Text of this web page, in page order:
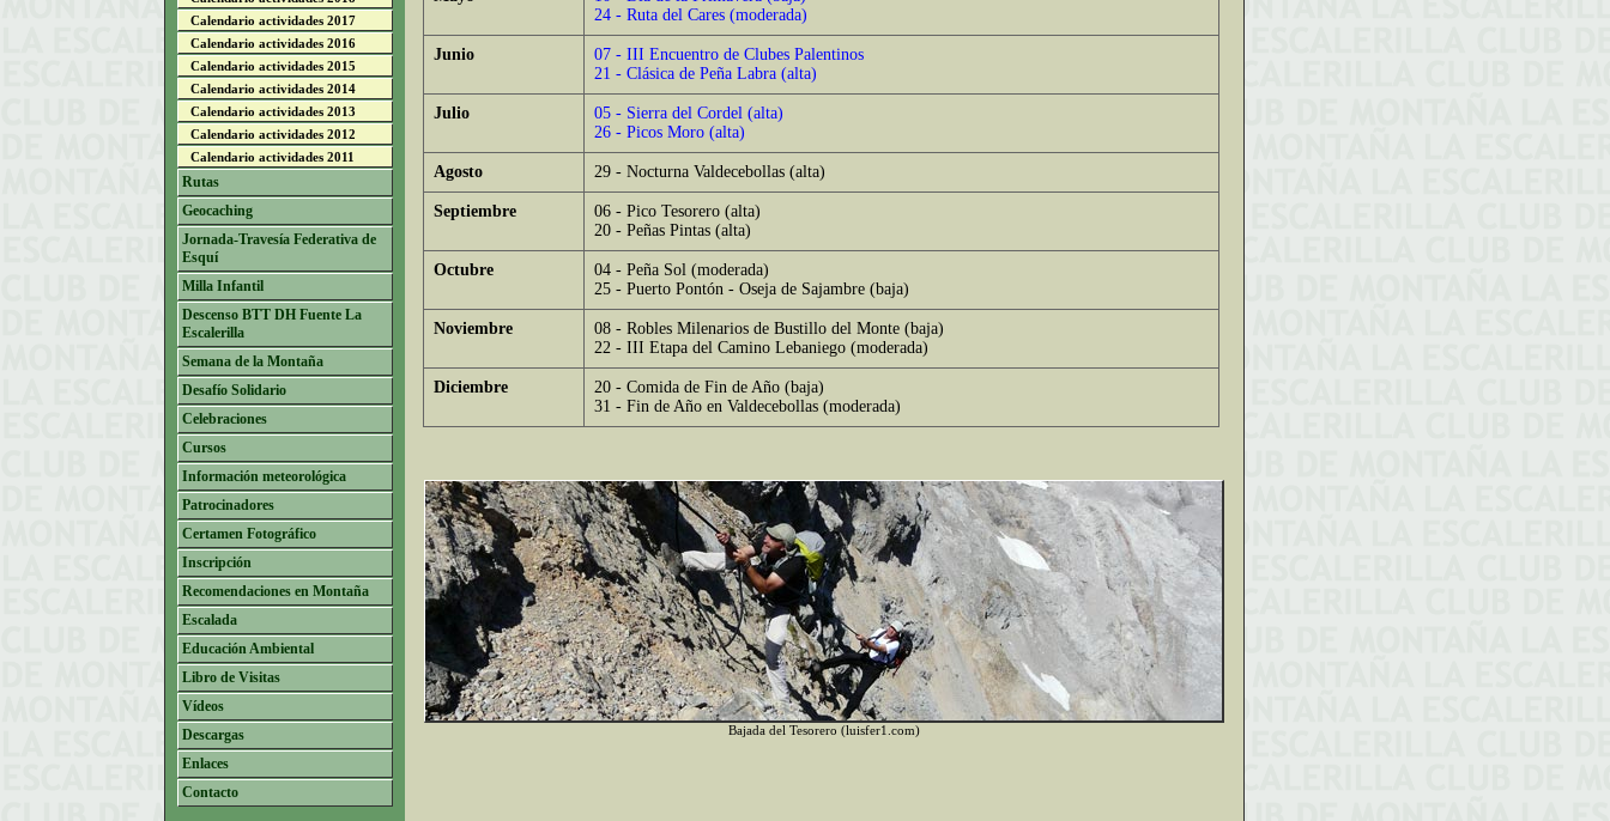
Calendario actividades 2017
Calendario actividades 2016
Calendario actividades 2015
Calendario actividades 2014
Calendario actividades 2013
Calendario actividades 2012
Calendario actividades 2011
Rutas
Geocaching
Jornada-Travesía Federativa de
Esquí
Milla Infantil
Descenso BTT DH Fuente La
Escalerilla
Semana de la Montaña
Desafío Solidario
Celebraciones
Cursos
Información meteorológica
Patrocinadores
Certamen Fotográfico
Inscripción
Recomendaciones en Montaña
Escalada
Educación Ambiental
Libro de Visitas
Vídeos
Descargas
Enlaces
Contacto
24 - Ruta del Cares (moderada)
Junio
07 - III Encuentro de Clubes Palentinos
21 - Clásica de Peña Labra (alta)
Julio
05 - Sierra del Cordel (alta)
26 - Picos Moro (alta)
Agosto 29 - Nocturna Valdecebollas (alta)
Septiembre
06 - Pico Tesorero (alta)
20 - Peñas Pintas (alta)
Octubre
04 - Peña Sol (moderada)
25 - Puerto Pontón - Oseja de Sajambre (baja)
Noviembre
08 - Robles Milenarios de Bustillo del Monte (baja)
22 - III Etapa del Camino Lebaniego (moderada)
Diciembre
20 - Comida de Fin de Año (baja)
31 - Fin de Año en Valdecebollas (moderada)
Bajada del Tesorero (luisfer1.com)